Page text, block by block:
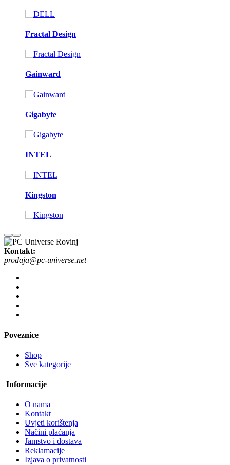
Fractal Design
Gainward
Gigabyte
INTEL
Kingston
Kontakt:
prodaja@pc-universe.net
Poveznice
Shop
Sve kategorije
Informacije
O nama
Kontakt
Uvjeti korištenja
Načini plaćanja
Jamstvo i dostava
Reklamacije
Izjava o privatnosti